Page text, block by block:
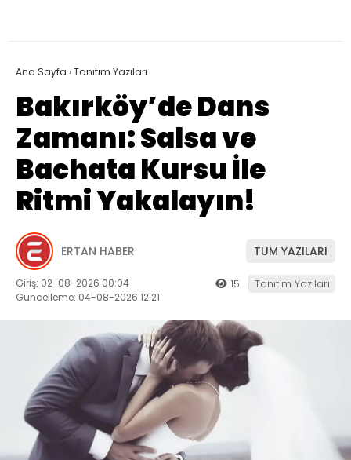
Ana Sayfa ›Tanıtım Yazıları
Bakırköy’de Dans
Zamanı: Salsa ve
Bachata Kursu İle
Ritmi Yakalayın!
ERTAN HABER TÜM YAZILARI
Giriş: 02-08-2026 00:04
Güncelleme: 04-08-2026 12:21
15 Tanıtım Yazıları